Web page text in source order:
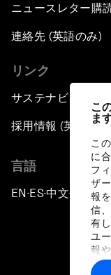
こ
ま
こ
に
フ
ザ
報
信
有
ユ
報
に
ニュースレター購
連絡先 (英語のみ)
リンク
サステナビリティ
採用情報 (英語のみ)
言語
EN ▪ES▪中文▪ 日本語